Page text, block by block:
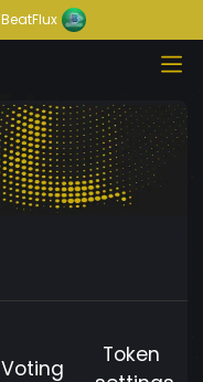
BeatFlux
Voting
Token